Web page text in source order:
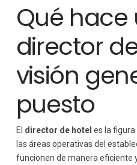
Conclusión: un rol clave
Qué hace
director
visión
puesto
El director de hotel es la
las áreas operativas del
funcionen de manera eficiente